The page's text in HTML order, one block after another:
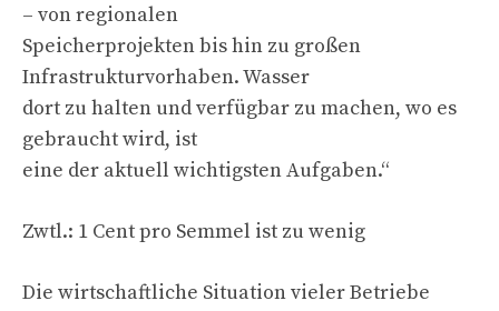
– von regionalen
Speicherprojekten bis hin zu großen
Infrastrukturvorhaben. Wasser
dort zu halten und verfügbar zu machen, wo es
gebraucht wird, ist
eine der aktuell wichtigsten Aufgaben.“
Zwtl.: 1 Cent pro Semmel ist zu wenig
Die wirtschaftliche Situation vieler Betriebe